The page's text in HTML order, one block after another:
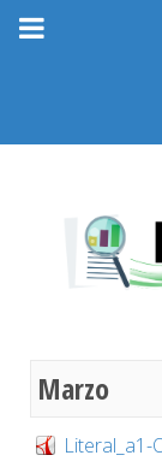
Marzo
Literal_a1-